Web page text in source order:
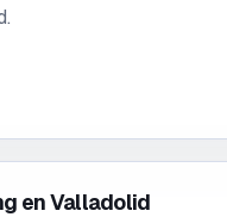
en Valladolid